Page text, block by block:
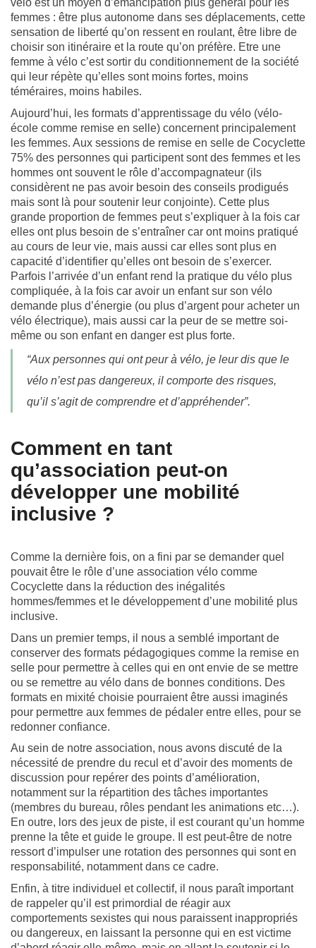
vélo est un moyen d’émancipation plus général pour les
femmes : être plus autonome dans ses déplacements, cette
sensation de liberté qu’on ressent en roulant, être libre de
choisir son itinéraire et la route qu’on préfère. Etre une
femme à vélo c’est sortir du conditionnement de la société
qui leur répète qu’elles sont moins fortes, moins
téméraires, moins habiles.
Aujourd’hui, les formats d’apprentissage du vélo (vélo-
école comme remise en selle) concernent principalement
les femmes. Aux sessions de remise en selle de Cocyclette
75% des personnes qui participent sont des femmes et les
hommes ont souvent le rôle d’accompagnateur (ils
considèrent ne pas avoir besoin des conseils prodigués
mais sont là pour soutenir leur conjointe). Cette plus
grande proportion de femmes peut s’expliquer à la fois car
elles ont plus besoin de s’entraîner car ont moins pratiqué
au cours de leur vie, mais aussi car elles sont plus en
capacité d’identifier qu’elles ont besoin de s’exercer.
Parfois l’arrivée d’un enfant rend la pratique du vélo plus
compliquée, à la fois car avoir un enfant sur son vélo
demande plus d’énergie (ou plus d’argent pour acheter un
vélo électrique), mais aussi car la peur de se mettre soi-
même ou son enfant en danger est plus forte.
“Aux personnes qui ont peur à vélo, je leur dis que le
vélo n’est pas dangereux, il comporte des risques,
qu’il s’agit de comprendre et d’appréhender”.
Comment en tant
qu’association peut-on
développer une mobilité
inclusive ?
Comme la dernière fois, on a fini par se demander quel
pouvait être le rôle d’une association vélo comme
Cocyclette dans la réduction des inégalités
hommes/femmes et le développement d’une mobilité plus
inclusive.
Dans un premier temps, il nous a semblé important de
conserver des formats pédagogiques comme la remise en
selle pour permettre à celles qui en ont envie de se mettre
ou se remettre au vélo dans de bonnes conditions. Des
formats en mixité choisie pourraient être aussi imaginés
pour permettre aux femmes de pédaler entre elles, pour se
redonner confiance.
Au sein de notre association, nous avons discuté de la
nécessité de prendre du recul et d’avoir des moments de
discussion pour repérer des points d’amélioration,
notamment sur la répartition des tâches importantes
(membres du bureau, rôles pendant les animations etc…).
En outre, lors des jeux de piste, il est courant qu’un homme
prenne la tête et guide le groupe. Il est peut-être de notre
ressort d’impulser une rotation des personnes qui sont en
responsabilité, notamment dans ce cadre.
Enfin, à titre individuel et collectif, il nous paraît important
de rappeler qu’il est primordial de réagir aux
comportements sexistes qui nous paraissent inappropriés
ou dangereux, en laissant la personne qui en est victime